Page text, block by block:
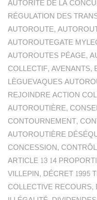
AUTORITÉ DE LA
RÉGULATION DES
AUTOROUTE,
AUTOROUTEGATE
AUTOROUTES PÉAGE,
COLLECTIF,AVENANTS,
LÈGUEVAQUES
REJOINDRE ACTION
AUTOROUTIÈRE,
CONTOURNEMENT,
AUTOROUTIÈRE
CONCESSION,
ARTICLE 13 14
VILLEPIN, DÉCRET 1995
COLLECTIVE RECOURS,